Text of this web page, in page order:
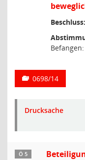
Beschluss:
0698/14
Drucksache
Ö 5